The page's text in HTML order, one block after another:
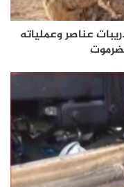
عناصر وعملياته